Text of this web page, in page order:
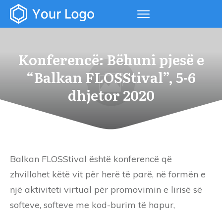
Konferencë: Bëhuni pjesë e
“Balkan FLOSStival”, 5-6
dhjetor 2020
Balkan FLOSStival është konferencë që
zhvillohet këtë vit për herë të parë, në formën e
një aktiviteti virtual për promovimin e lirisë së
softeve, softeve me kod-burim të hapur,